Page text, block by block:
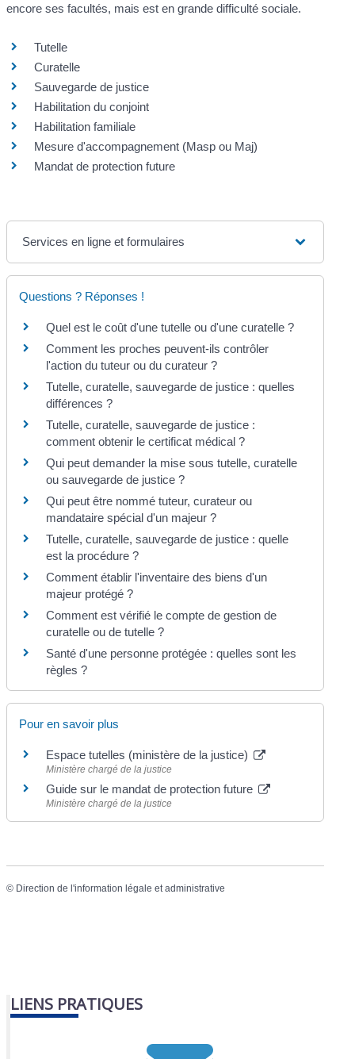
encore ses facultés, mais est en grande difficulté sociale.
Tutelle
Curatelle
Sauvegarde de justice
Habilitation du conjoint
Habilitation familiale
Mesure d'accompagnement (Masp ou Maj)
Mandat de protection future
Services en ligne et formulaires
Questions ? Réponses !
Quel est le coût d'une tutelle ou d'une curatelle ?
Comment les proches peuvent-ils contrôler
l'action du tuteur ou du curateur ?
Tutelle, curatelle, sauvegarde de justice : quelles
différences ?
Tutelle, curatelle, sauvegarde de justice :
comment obtenir le certificat médical ?
Qui peut demander la mise sous tutelle, curatelle
ou sauvegarde de justice ?
Qui peut être nommé tuteur, curateur ou
mandataire spécial d'un majeur ?
Tutelle, curatelle, sauvegarde de justice : quelle
est la procédure ?
Comment établir l'inventaire des biens d'un
majeur protégé ?
Comment est vérifié le compte de gestion de
curatelle ou de tutelle ?
Santé d'une personne protégée : quelles sont les
règles ?
Pour en savoir plus
Espace tutelles (ministère de la justice)
Ministère chargé de la justice
Guide sur le mandat de protection future
Ministère chargé de la justice
© Direction de l'information légale et administrative
LIENS PRATIQUES